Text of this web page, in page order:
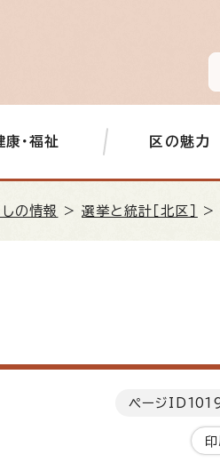
康・福祉 区の魅力
の情報 >選挙と統計［北区］ >
ページID
印